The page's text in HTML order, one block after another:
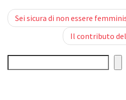
Post
navigation
Sei sicura di non essere
Il contributo